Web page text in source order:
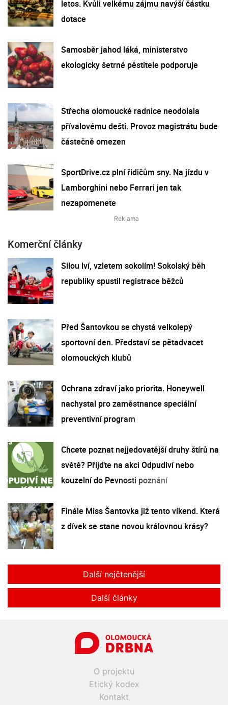
letos. Kvůli velkému zájmu navýší částku
dotace
Samosběr jahod láká, ministerstvo
ekologicky šetrné pěstitele podporuje
Střecha olomoucké radnice neodolala
přívalovému dešti. Provoz magistrátu bude
částečně omezen
SportDrive.cz plní řidičům sny. Na jízdu v
Lamborghini nebo Ferrari jen tak
nezapomenete
Komerční články
Silou lví, vzletem sokolím! Sokolský běh
republiky spustil registrace běžců
Před Šantovkou se chystá velkolepý
sportovní den. Představí se pětadvacet
olomouckých klubů
Ochrana zdraví jako priorita. Honeywell
nachystal pro zaměstnance speciální
preventivní program
Chcete poznat nejjedovatější druhy štírů na
světě? Přijďte na akci Odpudiví nebo
kouzelní do Pevnosti poznání
Finále Miss Šantovka již tento víkend. Která
z dívek se stane novou královnou krásy?
Další nejčtenější
Další články
O projektu
Etický kodex
Kontakt